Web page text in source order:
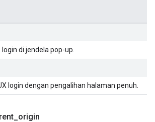
di jendela pop-up.
login dengan pengalihan halaman penuh.
origin